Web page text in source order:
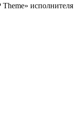
Theme» исполнителя